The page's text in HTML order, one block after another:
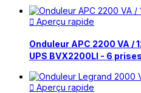
 Aperçu rapide
Onduleur APC 2200 VA /
UPS BVX2200LI - 6
 Aperçu rapide